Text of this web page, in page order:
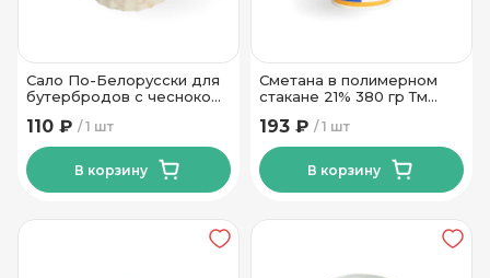
Сало По-Белорусски для
бутербродов с чесноком
1 шт
110 ₽
В корзину
Сметана в полимерном
стакане 21% 380 гр Тм
1 шт
193 ₽
В корзину